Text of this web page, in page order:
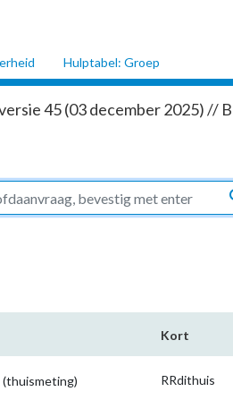
Hulptabel: Groep
45 (03 december 2025) //
Kort
RRdithuis